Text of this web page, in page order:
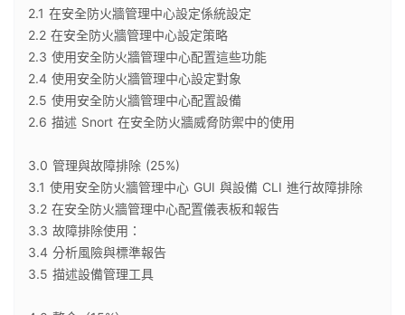
2.1 在安全防火牆管理中心設定係統設定
2.2 在安全防火牆管理中心設定策略
2.3 使用安全防火牆管理中心配置這些功能
2.4 使用安全防火牆管理中心設定對象
2.5 使用安全防火牆管理中心配置設備
2.6 描述 Snort 在安全防火牆威脅防禦中的使用
3.0 管理與故障排除 (25%)
3.1 使用安全防火牆管理中心 GUI 與設備 CLI 進行故障排除
3.2 在安全防火牆管理中心配置儀表板和報告
3.3 故障排除使用：
3.4 分析風險與標準報告
3.5 描述設備管理工具